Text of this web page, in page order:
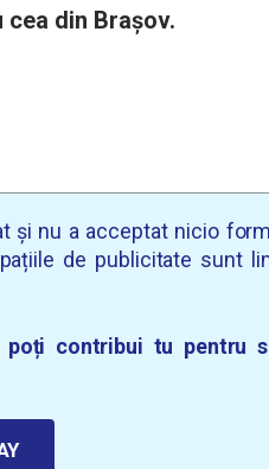
din Brașov.
și nu a acceptat nicio
de publicitate sunt
contribui tu pentru